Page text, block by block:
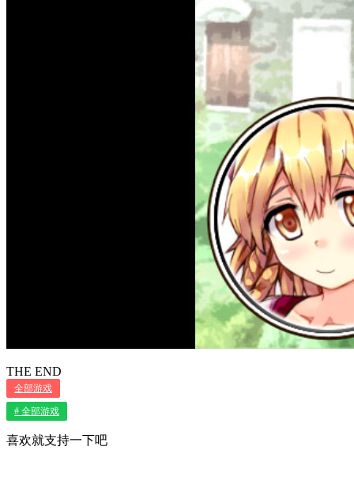
THE END
全部游戏
# 全部游戏
喜欢就支持一下吧